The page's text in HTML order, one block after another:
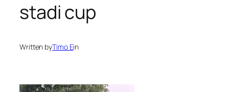
stadi cup
Written byTimo Ein